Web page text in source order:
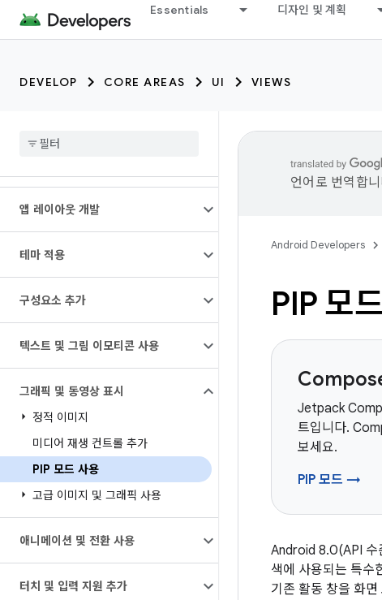
Essentials 디자인 및 계획
DEVELOP CORE AREAS UI VIEWS
앱 레이아웃 개발
테마 적용
구성요소 추가
텍스트 및 그림 이모티콘 사용
그래픽 및 동영상 표시
정적 이미지
미디어 재생 컨트롤 추가
PIP 모드 사용
고급 이미지 및 그래픽 사용
애니메이션 및 전환 사용
터치 및 입력 지원 추가
언어로 번역합
Android Developers
PIP 모
Jetpack
트입니다.
보세요.
PIP 모드 →
Android 8.0(API 수
색에 사용되는 특수
기존 활동 창을 화